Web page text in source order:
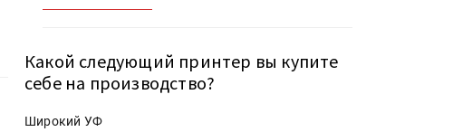
Какой следующий принтер вы купите
себе на производство?
Широкий УФ